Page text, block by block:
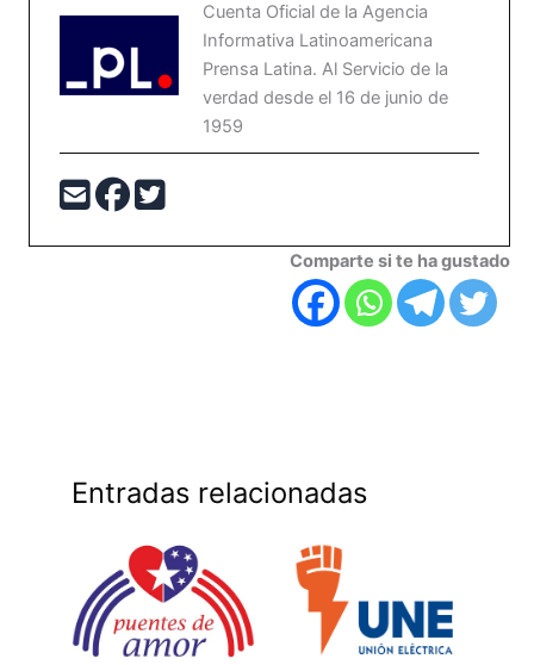
Cuenta Oficial de la Agencia
Informativa Latinoamericana
Prensa Latina. Al Servicio de la
verdad desde el 16 de junio de
1959
Comparte si te ha gustado
Entradas relacionadas